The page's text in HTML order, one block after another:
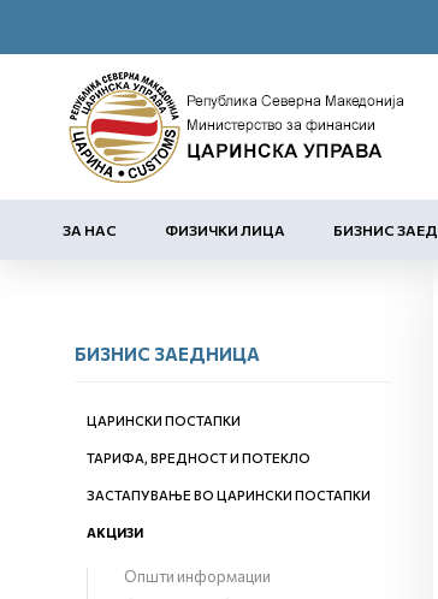
ЗА НАС ФИЗИЧКИ ЛИЦА БИЗНИС
БИЗНИС ЗАЕДНИЦА
ЦАРИНСКИ ПОСТАПКИ
ТАРИФА, ВРЕДНОСТ И ПОТЕКЛО
ЗАСТАПУВАЊЕ ВО ЦАРИНСКИ ПОСТАПКИ
АКЦИЗИ
Општи информации